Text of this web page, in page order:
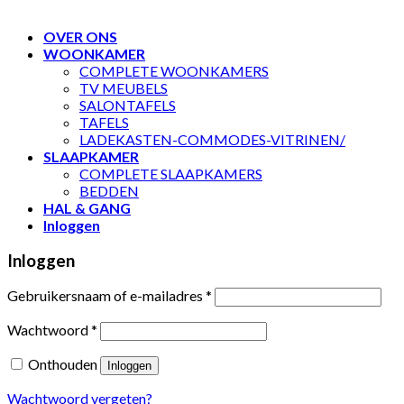
OVER ONS
WOONKAMER
COMPLETE WOONKAMERS
TV MEUBELS
SALONTAFELS
TAFELS
LADEKASTEN-COMMODES-VITRINEN/
SLAAPKAMER
COMPLETE SLAAPKAMERS
BEDDEN
HAL & GANG
Inloggen
Inloggen
Gebruikersnaam of e-mailadres *
Wachtwoord*
Onthouden
Inloggen
Wachtwoord vergeten?